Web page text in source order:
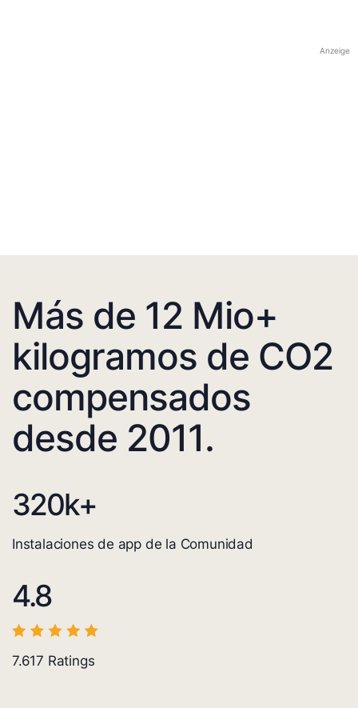
Anzeige
Más de 12 Mio+
kilogramos de CO2
compensados
desde 2011.
320k+
Instalaciones de app de la Comunidad
4.8
7.617 Ratings